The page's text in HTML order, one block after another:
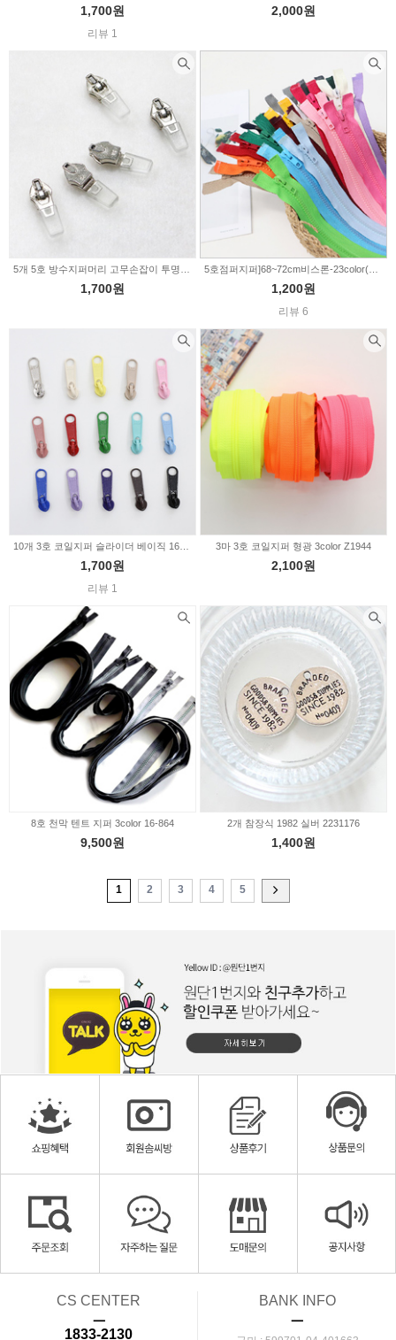
1,700원
리뷰 1
2,000원
1,700원 1,200원
리뷰 6
1,700원
리뷰 1
3마 3호 코일지퍼 형광 3color Z1944
2,100원
8호 천막 텐트 지퍼 3color 16-864
9,500원
2개 참장식 1982 실버 2231176
1,400원
1 2 3 4 5
CS CENTER
ㅡ
1833-2130
BANK INFO
ㅡ